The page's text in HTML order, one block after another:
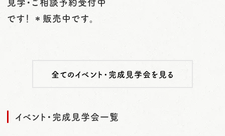
です！ ＊販売中です。
全てのイベント・完成見学会を見る
イベント・完成見学会一覧